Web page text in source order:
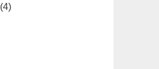
(4)